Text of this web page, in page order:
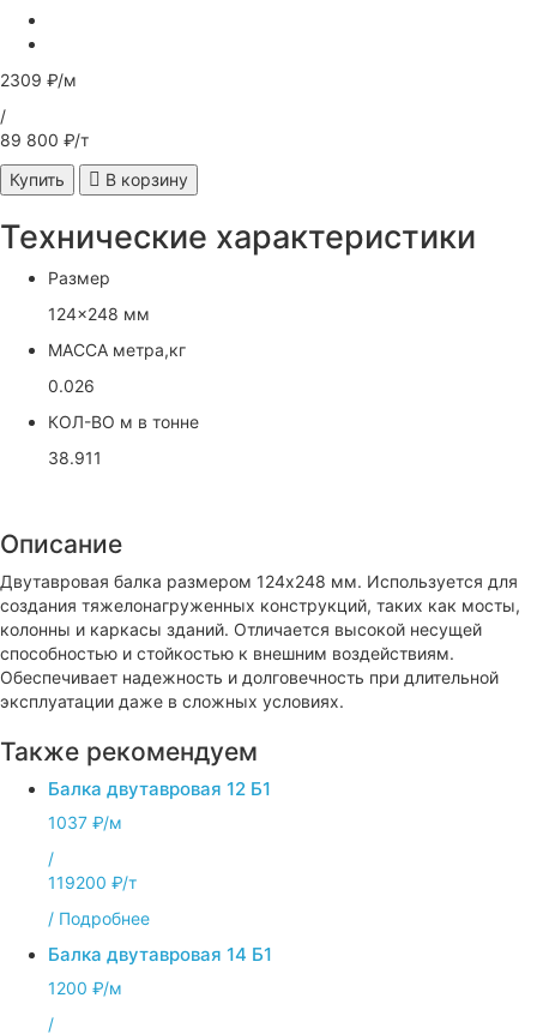
2309 ₽/м
/
89 800 ₽/т
Купить
В корзину
Технические характеристики
Размер
124x248 мм
МАССА метра,кг
0.026
КОЛ-ВО м в тонне
38.911
Описание
Двутавровая балка размером 124x248 мм. Используется для
создания тяжелонагруженных конструкций, таких как мосты,
колонны и каркасы зданий. Отличается высокой несущей
способностью и стойкостью к внешним воздействиям.
Обеспечивает надежность и долговечность при длительной
эксплуатации даже в сложных условиях.
Также рекомендуем
Балка двутавровая 12 Б1
1037 ₽/м
/
119200 ₽/т
/ Подробнее
Балка двутавровая 14 Б1
1200 ₽/м
/